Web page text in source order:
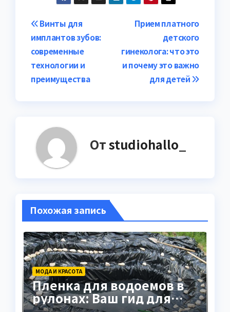
Навигация
по
записям
Прием платного
детского
гинеколога: что это
и почему это важно
для детей
Винты для
имплантов зубов:
современные
технологии и
преимущества
Отstudiohallo_
Похожая запись
МОДА И КРАСОТА
Пленка для водоемов в
рулонах: Ваш гид для